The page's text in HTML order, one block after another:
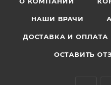
НАШИ ВРАЧИ
ДОСТАВКА И ОПЛАТА
ОСТАВИТЬ